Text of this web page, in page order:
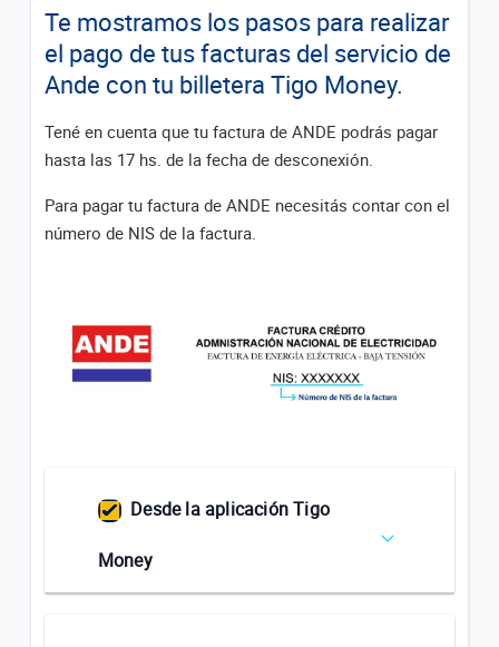
¿Cuáles son los limites de transacciones en la
billetera?
¿Qué documentos necesito para hacer
Lista de Cajeros
¿Cómo pago mi factura de COPACO en el *555#?
Te mostramos los pasos para realizar
el pago de tus facturas del servicio de
Ande con tu billetera Tigo Money.
Tené en cuenta que tu factura de ANDE podrás pagar
hasta las 17 hs. de la fecha de desconexión.
Para pagar tu factura de ANDE necesitás contar con el
número de NIS de la factura.
Desde la aplicación Tigo
Money